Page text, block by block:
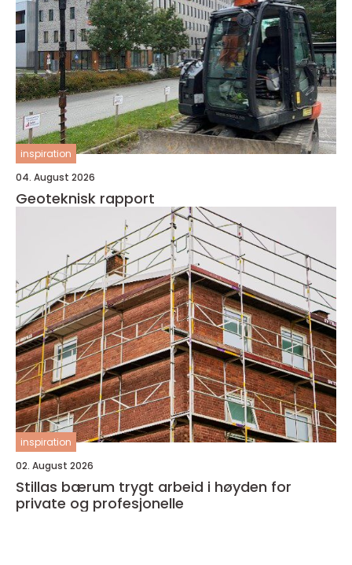
inspiration
04. August 2026
Geoteknisk rapport
inspiration
02. August 2026
Stillas bærum trygt arbeid i høyden for
private og profesjonelle